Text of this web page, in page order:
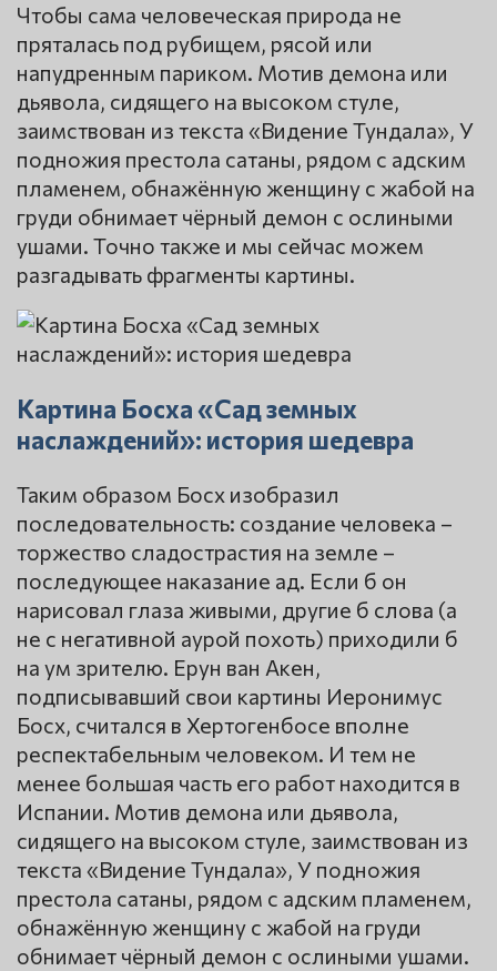
Чтобы сама человеческая природа не
пряталась под рубищем, рясой или
напудренным париком. Мотив демона или
дьявола, сидящего на высоком стуле,
заимствован из текста «Видение Тундала», У
подножия престола сатаны, рядом с адским
пламенем, обнажённую женщину с жабой на
груди обнимает чёрный демон с ослиными
ушами. Точно также и мы сейчас можем
разгадывать фрагменты картины.
Картина Босха «Сад земных
наслаждений»: история шедевра
Таким образом Босх изобразил
последовательность: создание человека –
торжество сладострастия на земле –
последующее наказание ад. Если б он
нарисовал глаза живыми, другие б слова (а
не с негативной аурой похоть) приходили б
на ум зрителю. Ерун ван Акен,
подписывавший свои картины Иеронимус
Босх, считался в Хертогенбосе вполне
респектабельным человеком. И тем не
менее большая часть его работ находится в
Испании. Мотив демона или дьявола,
сидящего на высоком стуле, заимствован из
текста «Видение Тундала», У подножия
престола сатаны, рядом с адским пламенем,
обнажённую женщину с жабой на груди
обнимает чёрный демон с ослиными ушами.